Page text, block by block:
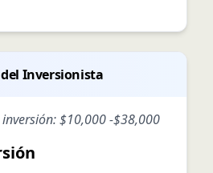
Inversionista
$10,000-$38,000